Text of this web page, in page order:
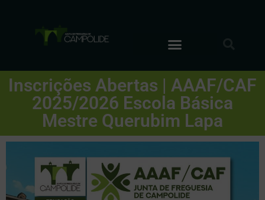
Inscrições Abertas | AAAF/CAF
2025/2026 Escola Básica
Mestre Querubim Lapa